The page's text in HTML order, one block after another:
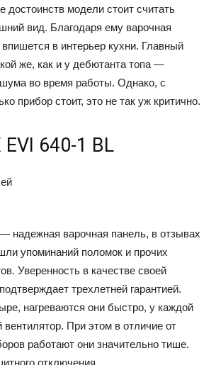
достоинств модели стоит считать
вид. Благодаря ему варочная
впишется в интерьер кухни. Главный
же, как и у дебютанта топа —
во время работы. Однако, с
прибор стоит, это не так уж критично.
640-1 BL
надежная варочная панель, в отзывах
упоминаний поломок и прочих
Уверенность в качестве своей
трехлетней гарантией.
нагреваются они быстро, у каждой
вентилятор. При этом в отличие от
работают они значительно тише.
отключения,